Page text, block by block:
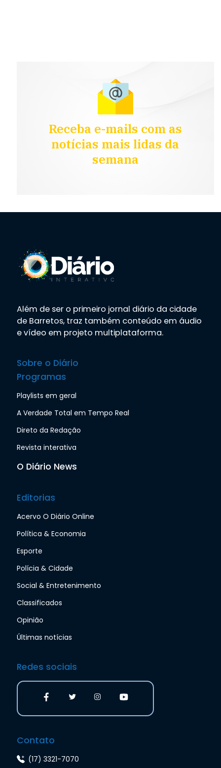
Receba e-mails com as
notícias mais lidas da
semana
Além de ser o primeiro jornal diário da cidade
de Barretos, traz também conteúdo em áudio
e vídeo em projeto multiplataforma.
Sobre o Diário
Programas
Playlists em geral
A Verdade Total em Tempo Real
Direto da Redação
Revista interativa
O Diário News
Editorias
Acervo O Diário Online
Política & Economia
Esporte
Polícia & Cidade
Social & Entretenimento
Classificados
Opinião
Últimas notícias
Redes sociais
Contato
(17) 3321-7070